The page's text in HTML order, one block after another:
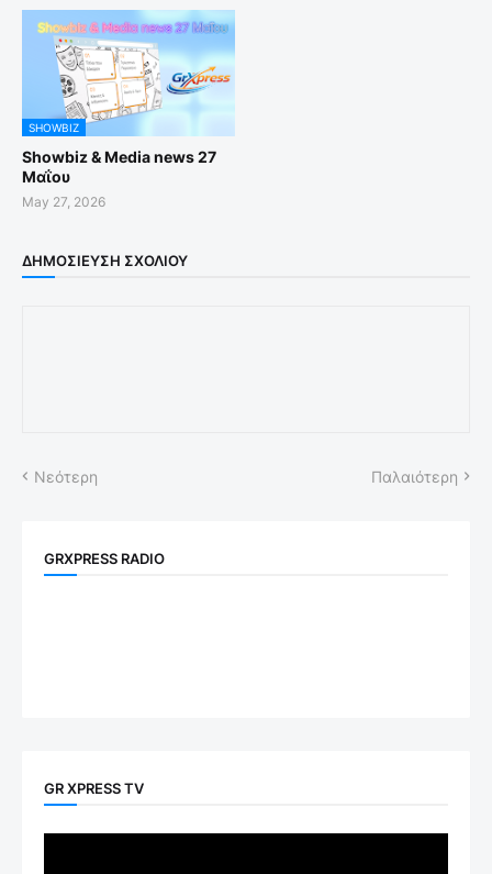
SHOWBIZ
Showbiz & Media news 27
Μαΐου
May 27, 2026
ΔΗΜΟΣΊΕΥΣΗ ΣΧΟΛΊΟΥ
Νεότερη Παλαιότερη
GRXPRESS RADIO
GR XPRESS TV